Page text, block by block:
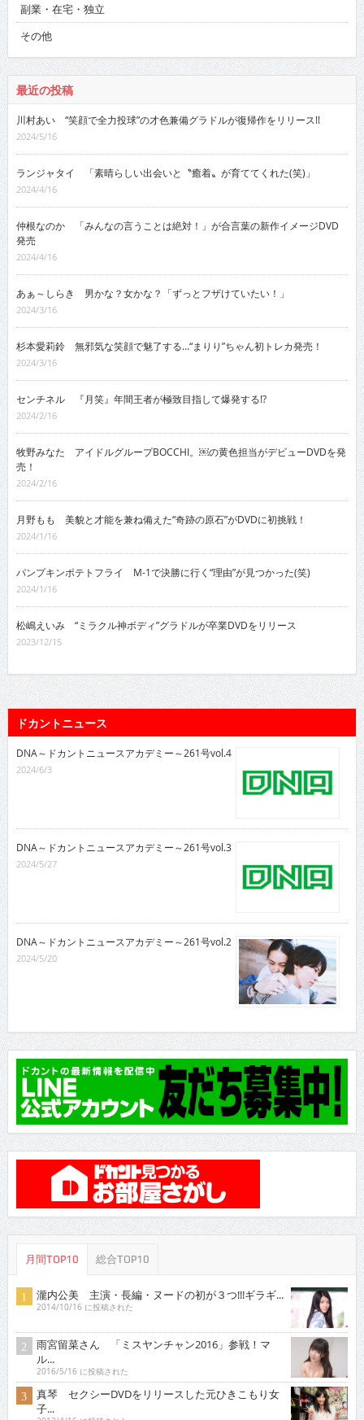
副業・在宅・独立
その他
最近の投稿
川村あい “笑顔で全力投球”の才色兼備グラドルが復帰作をリリース!!
2024/5/16
ランジャタイ 「素晴らしい出会いと〝癒着〟が育ててくれた(笑)」
2024/4/16
仲根なのか 「みんなの言うことは絶対！」が合言葉の新作イメージDVD
発売
2024/4/16
あぁ～しらき 男かな？女かな？「ずっとフザけていたい！」
2024/3/16
杉本愛莉鈴 無邪気な笑顔で魅了する…“まりり”ちゃん初トレカ発売！
2024/3/16
センチネル 『月笑』年間王者が極致目指して爆発する!?
2024/2/16
牧野みなた アイドルグループBOCCHI。￼の黄色担当がデビューDVDを発
売！
2024/2/16
月野もも 美貌と才能を兼ね備えた“奇跡の原石”がDVDに初挑戦！
2024/1/16
パンプキンポテトフライ M-1で決勝に行く“理由”が見つかった(笑)
2024/1/16
松嶋えいみ “ミラクル神ボディ”グラドルが卒業DVDをリリース
2023/12/15
ドカントニュース
DNA～ドカントニュースアカデミー～261号vol.4
2024/6/3
DNA～ドカントニュースアカデミー～261号vol.3
2024/5/27
DNA～ドカントニュースアカデミー～261号vol.2
2024/5/20
月間TOP10 総合TOP10
瀧内公美 主演・長編・ヌードの初が３つ!!!ギラギ...
2014/10/16 に投稿された
雨宮留菜さん 「ミスヤンチャン2016」参戦！マ
ル...
2016/5/16 に投稿された
真琴 セクシーDVDをリリースした元ひきこもり女
子...